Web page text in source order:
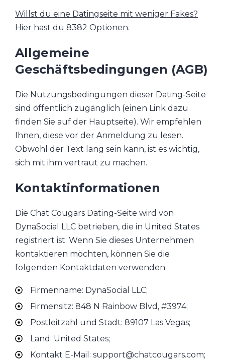
Willst du eine Datingseite mit weniger Fakes?
Hier hast du 8382 Optionen.
Allgemeine
Geschäftsbedingungen (AGB)
Die Nutzungsbedingungen dieser Dating-Seite
sind öffentlich zugänglich (einen Link dazu
finden Sie auf der Hauptseite). Wir empfehlen
Ihnen, diese vor der Anmeldung zu lesen.
Obwohl der Text lang sein kann, ist es wichtig,
sich mit ihm vertraut zu machen.
Kontaktinformationen
Die Chat Cougars Dating-Seite wird von
DynaSocial LLC betrieben, die in United States
registriert ist. Wenn Sie dieses Unternehmen
kontaktieren möchten, können Sie die
folgenden Kontaktdaten verwenden:
Firmenname: DynaSocial LLC;
Firmensitz: 848 N Rainbow Blvd, #3974;
Postleitzahl und Stadt: 89107 Las Vegas;
Land: United States;
Kontakt E-Mail: support@chatcougars.com;